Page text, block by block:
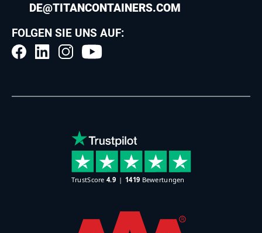
DE@TITANCONTAINERS.COM
FOLGEN SIE UNS AUF: